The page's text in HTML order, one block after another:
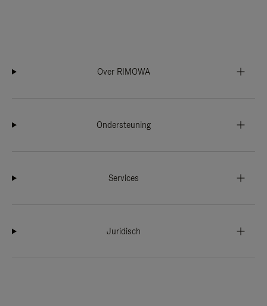
Over RIMOWA
Ondersteuning
Services
Juridisch